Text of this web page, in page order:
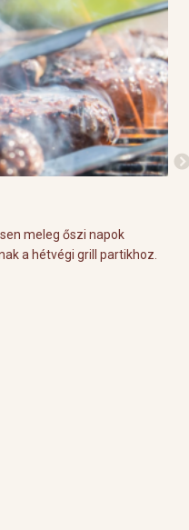
meleg őszi napok
a hétvégi grill partikhoz.